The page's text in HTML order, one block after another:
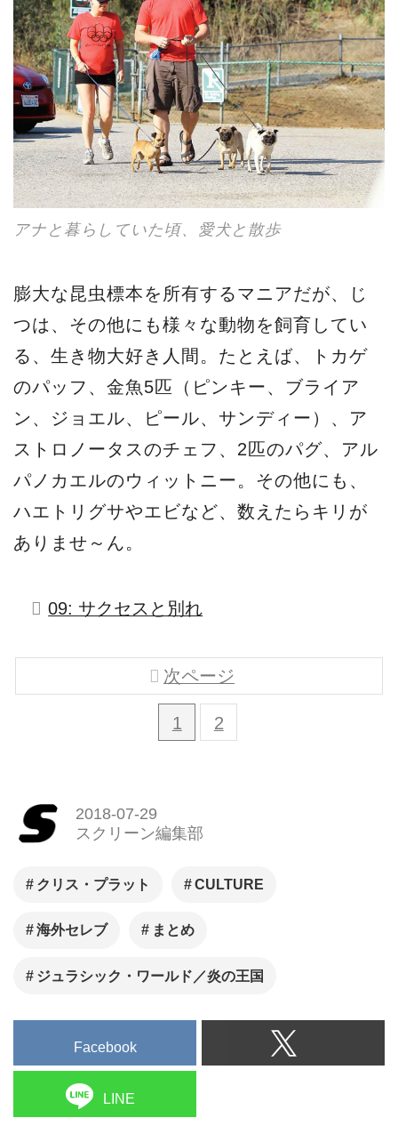
アナと暮らしていた頃、愛犬と散歩
膨大な昆虫標本を所有するマニアだが、じ
つは、その他にも様々な動物を飼育してい
る、生き物大好き人間。たとえば、トカゲ
のパッフ、金魚5匹（ピンキー、ブライア
ン、ジョエル、ピール、サンディー）、ア
ストロノータスのチェフ、2匹のパグ、アル
パノカエルのウィットニー。その他にも、
ハエトリグサやエビなど、数えたらキリが
ありませ～ん。
09: サクセスと別れ
1 2
次ページ
2018-07-29
スクリーン編集部
クリス・プラット CULTURE
海外セレブ まとめ
ジュラシック・ワールド／炎の王国
Facebook
LINE